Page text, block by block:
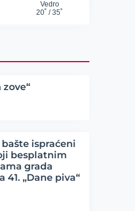
bašte ispraćeni
besplatnim
grada
41. „Dane piva“